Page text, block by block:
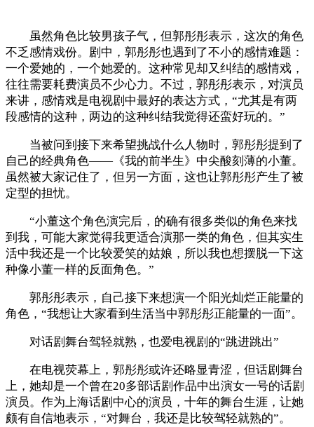
虽然角色比较男孩子气，但郭彤彤表示，这次的角色
不乏感情戏份。剧中，郭彤彤也遇到了不小的感情难题：
一个爱她的，一个她爱的。这种常见却又纠结的感情戏，
往往需要耗费演员不少心力。不过，郭彤彤表示，对演员
来讲，感情戏是电视剧中最好的表达方式，“尤其是有两
段感情的这种，两边的这种纠结我觉得还蛮好玩的。”
当被问到接下来希望挑战什么人物时，郭彤彤提到了
自己的经典角色——《我的前半生》中尖酸刻薄的小董。
虽然被大家记住了，但另一方面，这也让郭彤彤产生了被
定型的担忧。
“小董这个角色演完后，的确有很多类似的角色来找
到我，可能大家觉得我更适合演那一类的角色，但其实生
活中我还是一个比较爱笑的姑娘，所以我也想摆脱一下这
种像小董一样的反面角色。”
郭彤彤表示，自己接下来想演一个阳光灿烂正能量的
角色，“我想让大家看到生活当中郭彤彤正能量的一面”。
对话剧舞台驾轻就熟，也爱电视剧的“跳进跳出”
在电视荧幕上，郭彤彤或许还略显青涩，但话剧舞台
上，她却是一个曾在20多部话剧作品中出演女一号的话剧
演员。作为上海话剧中心的演员，十年的舞台生涯，让她
颇有自信地表示，“对舞台，我还是比较驾轻就熟的”。